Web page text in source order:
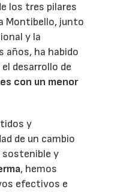
los tres pilares
Montibello, junto
y la
años, ha habido
desarrollo de
con un menor
y
de un cambio
sostenible y
, hemos
efectivos e